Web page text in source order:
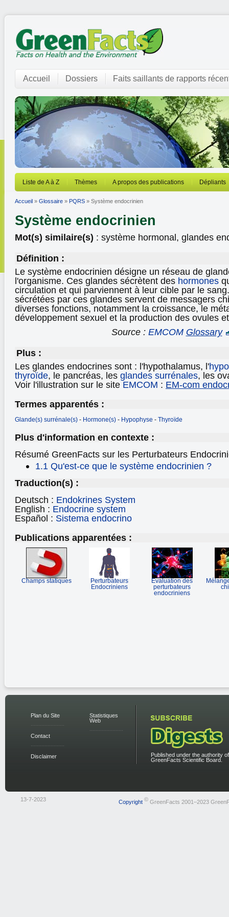
Accueil Dossiers Faits saillants de rapports
Liste de A à Z Thèmes A propos des publications Dépliants
Accueil » Glossaire » PQRS » Système endocrinien
Système endocrinien
Mot(s) similaire(s) : système hormonal, glandes
Définition :
Le système endocrinien désigne un réseau de
l'organisme. Ces glandes sécrètent des hormones
circulation et qui parviennent à leur cible par le
sécrétées par ces glandes servent de messagers
diverses fonctions, notamment la croissance, le
développement sexuel et la production des ovules
Source : EMCOM Glossary
Plus :
Les glandes endocrines sont : l'hypothalamus, l'
thyroïde, le pancréas, les glandes surrénales, les
Voir l'illustration sur le site EMCOM : EM-com
Termes apparentés :
Glande(s) surrénale(s) - Hormone(s) - Hypophyse - Thyroïde
Plus d'information en contexte :
Résumé GreenFacts sur les Perturbateurs
1.1 Qu'est-ce que le système endocrinien ?
Traduction(s) :
Deutsch : Endokrines System
English : Endocrine system
Español : Sistema endocrino
Publications apparentées :
Champs statiques
Perturbateurs
Endocriniens
Evaluation des
perturbateurs
endocriniens
Plan du Site
Contact
Disclaimer
Statistiques
Web
Published under the authority
GreenFacts Scientific Board.
13-7-2023 Copyright ©GreenFacts 2001–2023